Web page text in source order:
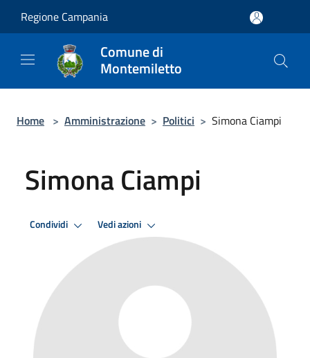
Regione Campania
Comune di
Montemiletto
Home > Amministrazione > Politici > Simona Ciampi
Simona Ciampi
Condividi Vedi azioni